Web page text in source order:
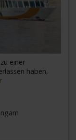
einer
haben,